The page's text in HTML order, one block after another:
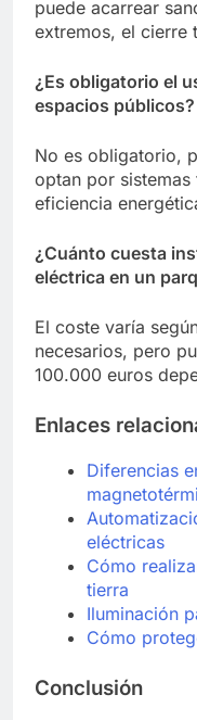
puede acarrear
extremos, el cierre
¿Es obligatorio el
espacios públicos?
No es obligatorio,
optan por
eficiencia
¿Cuánto cuesta
eléctrica en un
El coste varía
necesarios, pero
100.000 euros
Enlaces
Diferencias
eléctricas
Cómo
tierra
Iluminación
Cómo
Conclusión